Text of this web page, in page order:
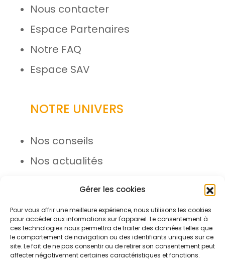
Gérer les cookies
Pour vous offrir une meilleure expérience, nous utilisons les cookies
pour accéder aux informations sur l'appareil. Le consentement à
ces technologies nous permettra de traiter des données telles que
le comportement de navigation ou des identifiants uniques sur ce
site. Le fait de ne pas consentir ou de retirer son consentement peut
affecter négativement certaines caractéristiques et fonctions.
Nous contacter
Espace Partenaires
Notre FAQ
Espace SAV
NOTRE UNIVERS
Nos conseils
Nos actualités
© Azergo 2026 - Tous droits